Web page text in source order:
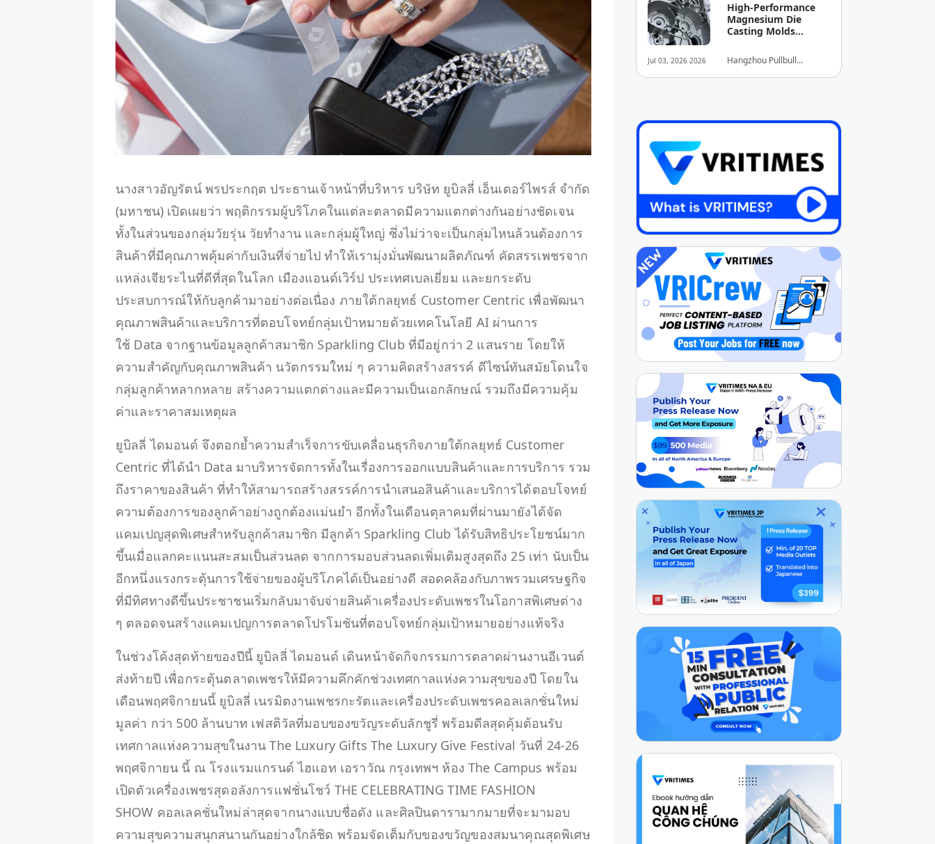
นางสาวอัญรัตน์ พรประกฤต ประธานเจ้าหน้าที่บริหาร บริษัท ยูบิลลี่ เอ็นเตอร์ไพรส์ จำกัด
(มหาชน) เปิดเผยว่า พฤติกรรมผู้บริโภคในแต่ละตลาดมีความแตกต่างกันอย่างชัดเจน
ทั้งในส่วนของกลุ่มวัยรุ่น วัยทำงาน และกลุ่มผู้ใหญ่ ซึ่งไม่ว่าจะเป็นกลุ่มไหนล้วนต้องการ
สินค้าที่มีคุณภาพคุ้มค่ากับเงินที่จ่ายไป ทำให้เรามุ่งมั่นพัฒนาผลิตภัณฑ์ คัดสรรเพชรจาก
แหล่งเจียระไนที่ดีที่สุดในโลก เมืองแอนด์เวิร์ป ประเทศเบลเยี่ยม และยกระดับ
ประสบการณ์ให้กับลูกค้ามาอย่างต่อเนื่อง ภายใต้กลยุทธ์ Customer Centric เพื่อพัฒนา
คุณภาพสินค้าและบริการที่ตอบโจทย์กลุ่มเป้าหมายด้วยเทคโนโลยี AI ผ่านการ
ใช้ Data จากฐานข้อมูลลูกค้าสมาชิก Sparkling Club ที่มีอยู่กว่า 2 แสนราย โดยให้
ความสำคัญกับคุณภาพสินค้า นวัตกรรมใหม่ ๆ ความคิดสร้างสรรค์ ดีไซน์ทันสมัยโดนใจ
กลุ่มลูกค้าหลากหลาย สร้างความแตกต่างและมีความเป็นเอกลักษณ์ รวมถึงมีความคุ้ม
ค่าและราคาสมเหตุผล
ยูบิลลี่ ไดมอนด์ จึงตอกย้ำความสำเร็จการขับเคลื่อนธุรกิจภายใต้กลยุทธ์ Customer
Centric ที่ได้นำ Data มาบริหารจัดการทั้งในเรื่องการออกแบบสินค้าและการบริการ รวม
ถึงราคาของสินค้า ที่ทำให้สามารถสร้างสรรค์การนำเสนอสินค้าและบริการได้ตอบโจทย์
ความต้องการของลูกค้าอย่างถูกต้องแม่นยำ อีกทั้งในเดือนตุลาคมที่ผ่านมายังได้จัด
แคมเปญสุดพิเศษสำหรับลูกค้าสมาชิก มีลูกค้า Sparkling Club ได้รับสิทธิประโยชน์มาก
ขึ้นเมื่อแลกคะแนนสะสมเป็นส่วนลด จากการมอบส่วนลดเพิ่มเติมสูงสุดถึง 25 เท่า นับเป็น
อีกหนึ่งแรงกระตุ้นการใช้จ่ายของผู้บริโภคได้เป็นอย่างดี สอดคล้องกับภาพรวมเศรษฐกิจ
ที่มีทิศทางดีขึ้นประชาชนเริ่มกลับมาจับจ่ายสินค้าเครื่องประดับเพชรในโอกาสพิเศษต่าง
ๆ ตลอดจนสร้างแคมเปญการตลาดโปรโมชันที่ตอบโจทย์กลุ่มเป้าหมายอย่างแท้จริง
ในช่วงโค้งสุดท้ายของปีนี้ ยูบิลลี่ ไดมอนด์ เดินหน้าจัดกิจกรรมการตลาดผ่านงานอีเวนต์
ส่งท้ายปี เพื่อกระตุ้นตลาดเพชรให้มีความคึกคักช่วงเทศกาลแห่งความสุขของปี โดยใน
เดือนพฤศจิกายนนี้ ยูบิลลี่ เนรมิตงานเพชรกะรัตและเครื่องประดับเพชรคอลเลกชั่นใหม่
มูลค่า กว่า 500 ล้านบาท เฟสติวัลที่มอบของขวัญระดับลักชูรี่ พร้อมดีลสุดคุ้มต้อนรับ
เทศกาลแห่งความสุขในงาน The Luxury Gifts The Luxury Give Festival วันที่ 24-26
พฤศจิกายน นี้ ณ โรงแรมแกรนด์ ไฮแอท เอราวัณ กรุงเทพฯ ห้อง The Campus พร้อม
เปิดตัวเครื่องเพชรสุดอลังการแฟชั่นโชว์ THE CELEBRATING TIME FASHION
SHOW คอลเลคชั่นใหม่ล่าสุดจากนางแบบชื่อดัง และศิลปินดารามากมายที่จะมามอบ
ความสุขความสนุกสนานกันอย่างใกล้ชิด พร้อมจัดเต็มกับของขวัญของสมนาคุณสุดพิเศษ
Jul 03, 2026 2026
High-Performance
Magnesium Die
Casting Molds
Empower North
American EV
Lightweighting
Hangzhou Pullbull